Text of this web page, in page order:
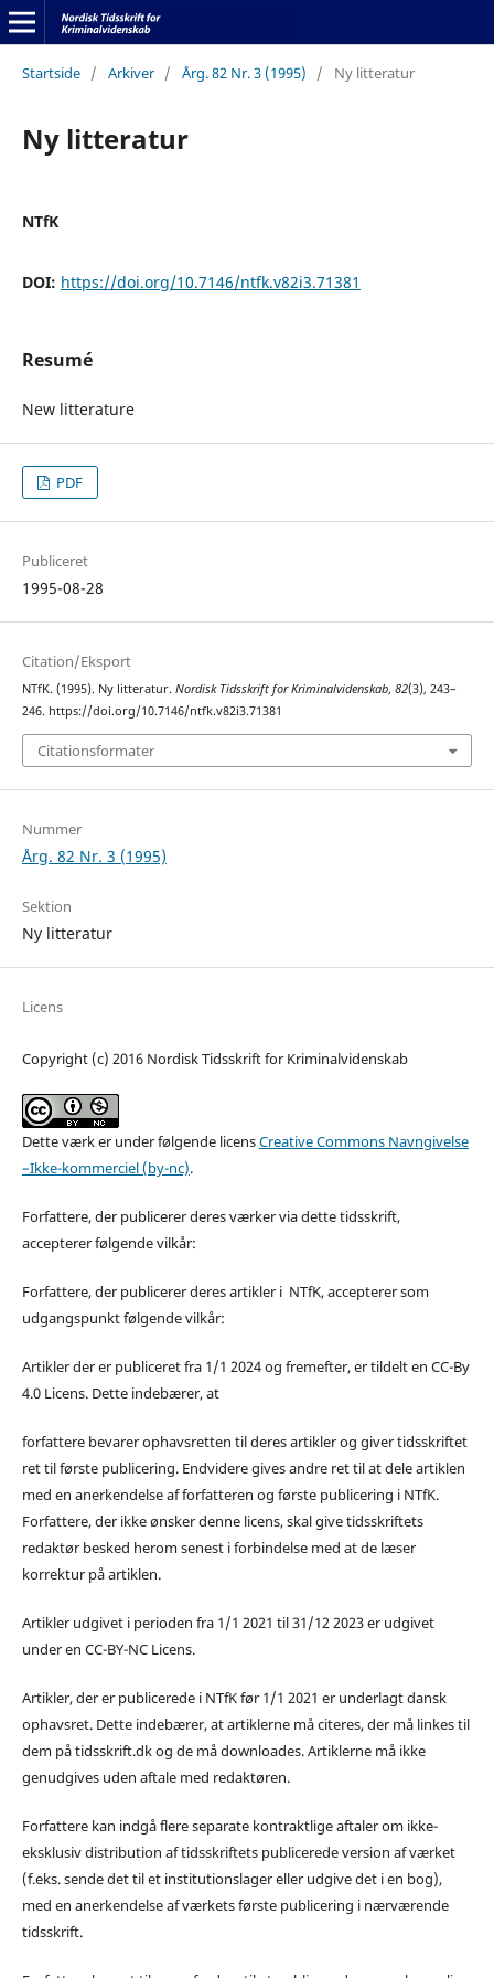
Startside / Arkiver / Årg. 82 Nr. 3 (1995) / Ny litteratur
Ny litteratur
NTfK
DOI: https://doi.org/10.7146/ntfk.v82i3.71381
Resumé
New litterature
PDF
Publiceret
1995-08-28
Citation/Eksport
NTfK. (1995). Ny litteratur. Nordisk Tidsskrift for Kriminalvidenskab, 82(3), 243–
246. https://doi.org/10.7146/ntfk.v82i3.71381
Citationsformater
Nummer
Årg. 82 Nr. 3 (1995)
Sektion
Ny litteratur
Licens
Copyright (c) 2016 Nordisk Tidsskrift for Kriminalvidenskab
Dette værk er under følgende licensCreative Commons Navngivelse
–Ikke-kommerciel (by-nc).
Forfattere, der publicerer deres værker via dette tidsskrift,
accepterer følgende vilkår:
Forfattere, der publicerer deres artikler i NTfK, accepterer som
udgangspunkt følgende vilkår:
Artikler der er publiceret fra 1/1 2024 og fremefter, er tildelt en CC-By
4.0 Licens. Dette indebærer, at
forfattere bevarer ophavsretten til deres artikler og giver tidsskriftet
ret til første publicering. Endvidere gives andre ret til at dele artiklen
med en anerkendelse af forfatteren og første publicering i NTfK.
Forfattere, der ikke ønsker denne licens, skal give tidsskriftets
redaktør besked herom senest i forbindelse med at de læser
korrektur på artiklen.
Artikler udgivet i perioden fra 1/1 2021 til 31/12 2023 er udgivet
under en CC-BY-NC Licens.
Artikler, der er publicerede i NTfK før 1/1 2021 er underlagt dansk
ophavsret. Dette indebærer, at artiklerne må citeres, der må linkes til
dem på tidsskrift.dk og de må downloades. Artiklerne må ikke
genudgives uden aftale med redaktøren.
Forfattere kan indgå flere separate kontraktlige aftaler om ikke-
eksklusiv distribution af tidsskriftets publicerede version af værket
(f.eks. sende det til et institutionslager eller udgive det i en bog),
med en anerkendelse af værkets første publicering i nærværende
tidsskrift.